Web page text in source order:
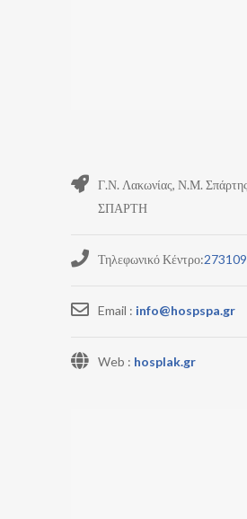
Γ.Ν. Λακωνίας, Ν.Μ.
ΣΠΑΡΤΗ
Τηλεφωνικό Κέντρο:
Email : info@hospspa.gr
Web : hosplak.gr